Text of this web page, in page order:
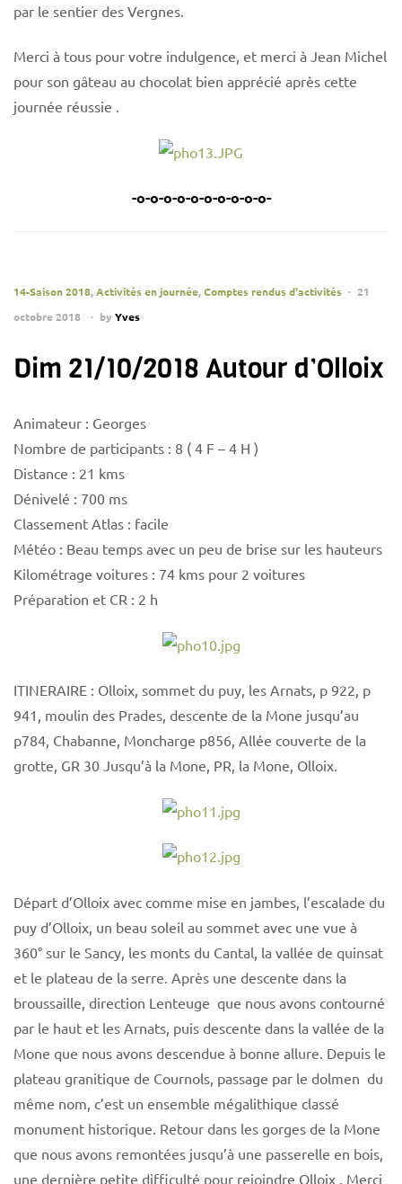
par le sentier des Vergnes.
Merci à tous pour votre indulgence, et merci à Jean Michel
pour son gâteau au chocolat bien apprécié après cette
journée réussie .
-o-o-o-o-o-o-o-o-o-o-
14-Saison 2018,Activités en journée,Comptes rendus d'activités
21
octobre 2018
by Yves
Dim 21/10/2018 Autour d’Olloix
Animateur : Georges
Nombre de participants : 8 ( 4 F – 4 H )
Distance : 21 kms
Dénivelé : 700 ms
Classement Atlas : facile
Météo : Beau temps avec un peu de brise sur les hauteurs
Kilométrage voitures : 74 kms pour 2 voitures
Préparation et CR : 2 h
ITINERAIRE : Olloix, sommet du puy, les Arnats, p 922, p
941, moulin des Prades, descente de la Mone jusqu’au
p784, Chabanne, Moncharge p856, Allée couverte de la
grotte, GR 30 Jusqu’à la Mone, PR, la Mone, Olloix.
Départ d’Olloix avec comme mise en jambes, l’escalade du
puy d’Olloix, un beau soleil au sommet avec une vue à
360° sur le Sancy, les monts du Cantal, la vallée de quinsat
et le plateau de la serre. Après une descente dans la
broussaille, direction Lenteuge que nous avons contourné
par le haut et les Arnats, puis descente dans la vallée de la
Mone que nous avons descendue à bonne allure. Depuis le
plateau granitique de Cournols, passage par le dolmen du
même nom, c’est un ensemble mégalithique classé
monument historique. Retour dans les gorges de la Mone
que nous avons remontées jusqu’à une passerelle en bois,
une dernière petite difficulté pour rejoindre Olloix . Merci